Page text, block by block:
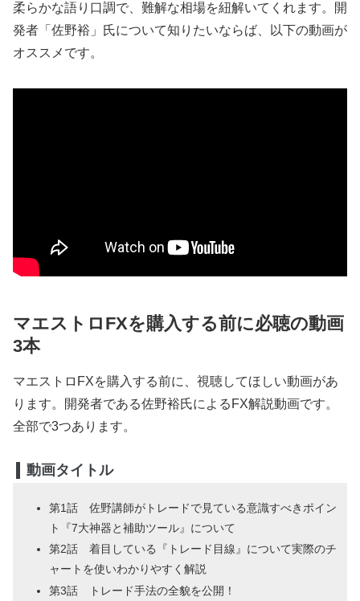
柔らかな語り口調で、難解な相場を紐解いてくれます。開
発者「佐野裕」氏について知りたいならば、以下の動画が
オススメです。
マエストロFXを購入する前に必聴の動画
3本
マエストロFXを購入する前に、視聴してほしい動画があ
ります。開発者である佐野裕氏によるFX解説動画です。
全部で3つあります。
動画タイトル
第1話 佐野講師がトレードで見ている意識すべきポイン
ト『7大神器と補助ツール』について
第2話 着目している『トレード目線』について実際のチ
ャートを使いわかりやすく解説
第3話 トレード手法の全貌を公開！